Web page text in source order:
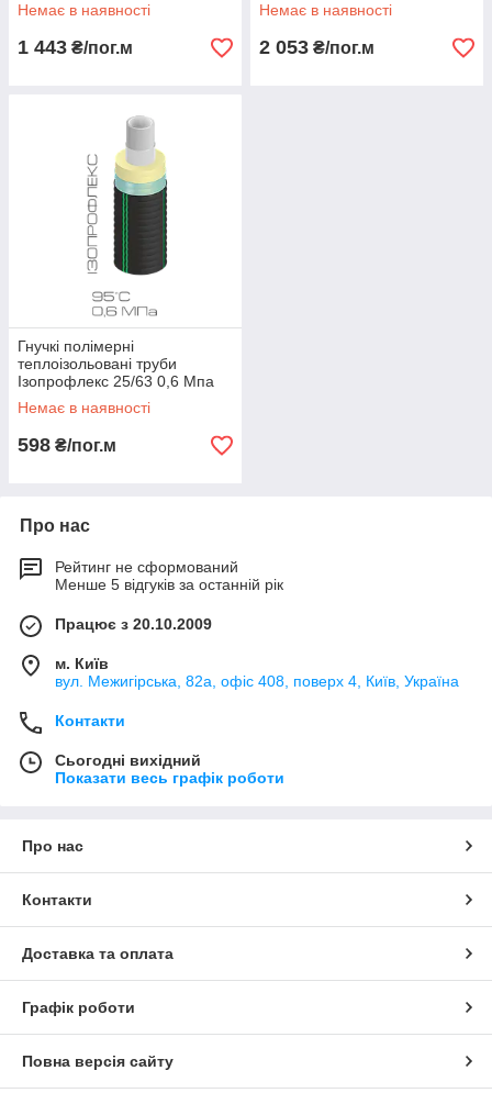
Немає в наявності
1 443 ₴/пог.м
Немає в наявності
2 053 ₴/пог.м
Гнучкі полімерні
теплоізольовані труби
Ізопрофлекс 25/63 0,6 Мпа
Немає в наявності
598 ₴/пог.м
Про нас
Рейтинг не сформований
Менше 5 відгуків за останній рік
Працює з 20.10.2009
м. Київ
вул. Межигірська, 82а, офіс 408, поверх 4, Київ, Україна
Контакти
Сьогодні вихідний
Показати весь графік роботи
Про нас
Контакти
Доставка та оплата
Графік роботи
Повна версія сайту